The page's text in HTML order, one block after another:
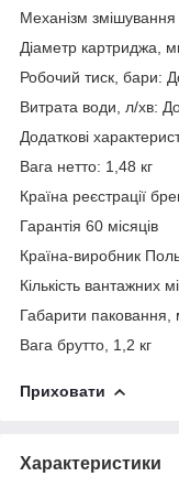
Механізм
Діаметр картриджа,
Робочий тиск, бари:
Витрата води, л/хв:
Додаткові
Вага нетто: 1,48 кг
Країна реєстрації
Гарантія 60 місяців
Країна-виробник
Кількість вантажних
Габарити
Вага брутто, 1,2 кг
Приховати
Характеристики